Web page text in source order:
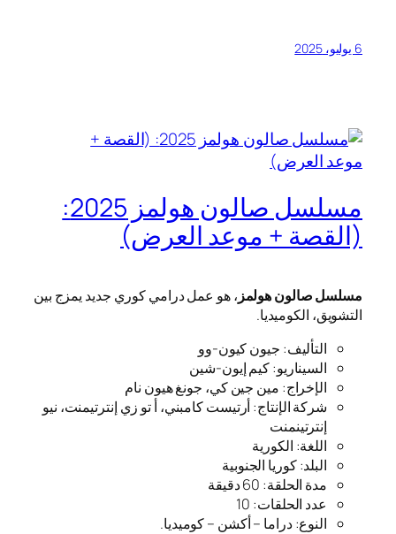
6 يوليو، 2025
مسلسل صالون هولمز 2025:
(القصة + موعد العرض)
مسلسل صالون هولمز ، هو عمل درامي كوري جديد يمزج بين
التشويق، الكوميديا.
التأليف: جيون كيون-وو
السيناريو: كيم إيون-شين
الإخراج: مين جين كي، جونغ هيون نام
شركة الإنتاج: أرتيست كامبني، أ تو زي إنترتيمنت، نيو
إنترتينمنت
اللغة: الكورية
البلد: كوريا الجنوبية
مدة الحلقة: 60 دقيقة
عدد الحلقات: 10
النوع: دراما – أكشن – كوميديا.